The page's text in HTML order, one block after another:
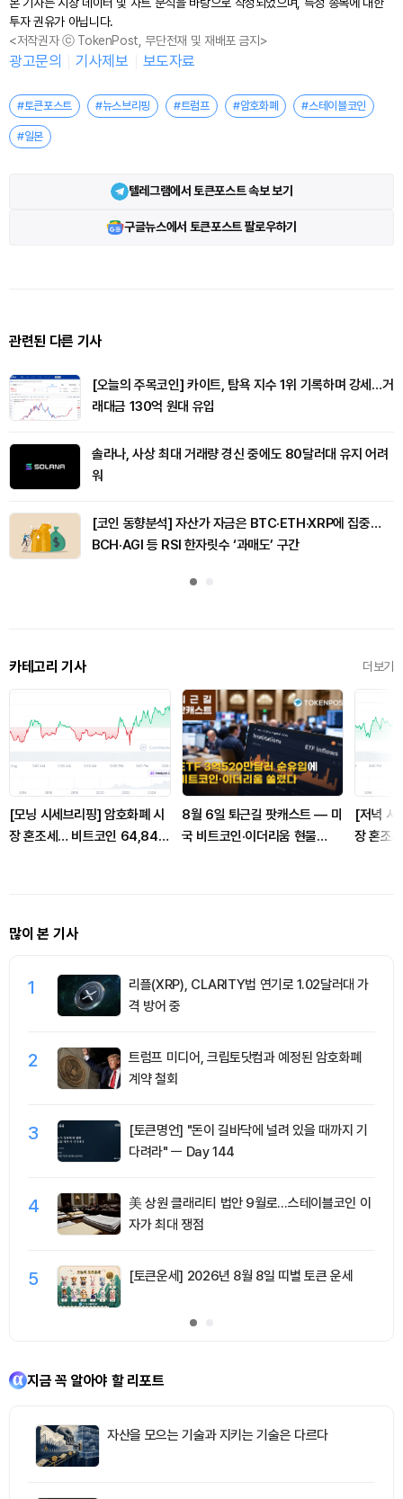
투자 권유가 아닙니다.
<저작권자 ⓒ TokenPost, 무단전재 및 재배포 금지>
광고문의 기사제보 보도자료
#토큰포스트 #뉴스브리핑 #트럼프 #암호화폐 #스테이블코인
#일본
텔레그램에서 토큰포스트 속보 보기
구글뉴스에서 토큰포스트 팔로우하기
관련된 다른 기사
[오늘의 주목코인] 카이트, 탐욕 지수 1위 기록하며 강세…거
래대금 130억 원대 유입
솔라나, 사상 최대 거래량 경신 중에도 80달러대 유지 어려
워
[코인 동향분석] 자산가 자금은 BTC·ETH·XRP에 집중…
BCH·AGI 등 RSI 한자릿수 ‘과매도’ 구간
카테고리 기사 더보기
[모닝 시세브리핑] 암호화폐 시
장 혼조세… 비트코인 64,849
8월 6일 퇴근길 팟캐스트 — 미
국 비트코인·이더리움 현물
[저녁 시
장 혼조
많이 본 기사
1
리플(XRP), CLARITY법 연기로 1.02달러대 가
격 방어 중
2
트럼프 미디어, 크립토닷컴과 예정된 암호화폐
계약 철회
3
[토큰명언] "돈이 길바닥에 널려 있을 때까지 기
다려라" ㅡ Day 144
4
美 상원 클래리티 법안 9월로…스테이블코인 이
자가 최대 쟁점
5 [토큰운세] 2026년 8월 8일 띠별 토큰 운세
지금 꼭 알아야 할 리포트
자산을 모으는 기술과 지키는 기술은 다르다